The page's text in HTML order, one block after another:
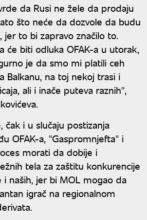
da Rusi ne žele da prodaju
što neće da dozvole da budu
jer to bi zapravo značilo to.
će biti odluka OFAK-a u utorak,
je da smo mi platili ceh
Balkanu, na toj nekoj trasi i
ali i inače puteva raznih",
čak i u slučaju postizanja
OFAK-a, "Gaspromnjefta" i
morati da dobije i
tela za zaštitu konkurencije
i naših, jer bi MOL mogao da
igrač na regionalnom